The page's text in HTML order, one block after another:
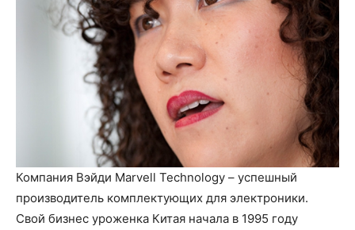
Компания Вэйди Marvell Technology – успешный
производитель комплектующих для электроники.
Свой бизнес уроженка Китая начала в 1995 году